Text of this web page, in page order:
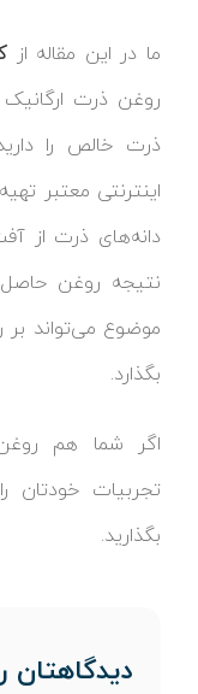
ما در این مقاله از
روغن ذرت
ذرت خالص را
اینترنتی معتبر
دانه‌های ذرت از
نتیجه روغن
موضوع می‌تواند
بگذارد.
اگر شما هم
تجربیات خودتان
بگذارید.
دیدگاهتان